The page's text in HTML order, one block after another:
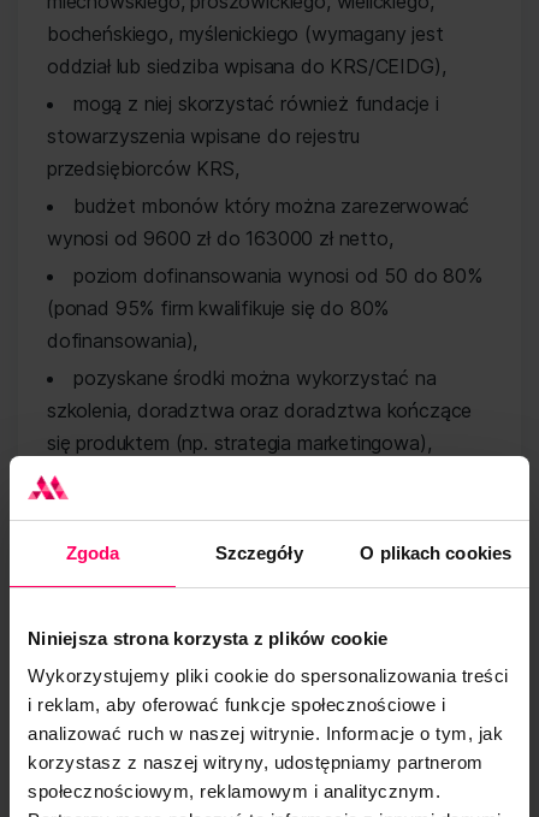
Zgoda Szczegóły O plikach cookies
Niniejsza strona korzysta z plików cookie
Wykorzystujemy pliki cookie do spersonalizowania treści
i reklam, aby oferować funkcje społecznościowe i
analizować ruch w naszej witrynie. Informacje o tym, jak
korzystasz z naszej witryny, udostępniamy partnerom
społecznościowym, reklamowym i analitycznym.
bocheńskiego, myślenickiego (wymagany jest
oddział lub siedziba wpisana do KRS/CEIDG),
mogą z niej skorzystać również fundacje i
stowarzyszenia wpisane do rejestru
przedsiębiorców KRS,
budżet mbonów który można zarezerwować
wynosi od 9600 zł do 163000 zł netto,
poziom dofinansowania wynosi od 50 do 80%
(ponad 95% firm kwalifikuje się do 80%
dofinansowania),
pozyskane środki można wykorzystać na
szkolenia, doradztwa oraz doradztwa kończące
się produktem (np. strategia marketingowa),
złotych.
Fundację Midero realizujemy cykl szkoleń dla
samodzielnego pozyskania środków oraz
wyjaśniający zasady wykorzystania pozyskanych
środków w ramach Bazy Usług Rozwojowych
PARP.